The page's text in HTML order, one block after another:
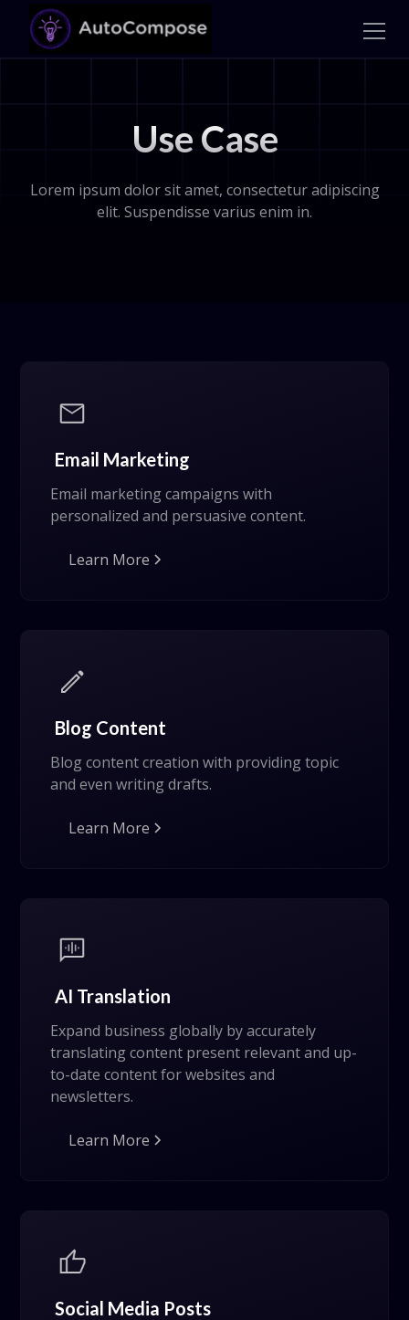
Use Case
Lorem ipsum dolor sit amet, consectetur adipiscing
elit. Suspendisse varius enim in.
Email Marketing
Email marketing campaigns with
personalized and persuasive content.
Learn More
Blog Content
Blog content creation with providing topic
and even writing drafts.
Learn More
AI Translation
Expand business globally by accurately
translating content present relevant and up-
to-date content for websites and
newsletters.
Learn More
Social Media Posts